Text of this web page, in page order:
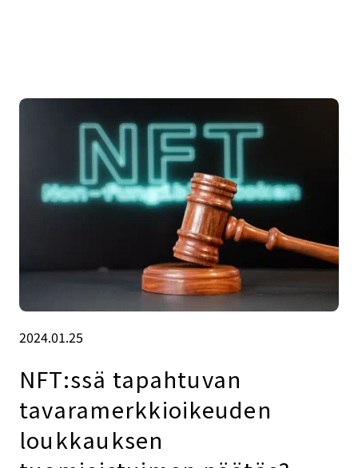
2024.01.25
NFT:ssä tapahtuvan
tavaramerkkioikeuden
loukkauksen